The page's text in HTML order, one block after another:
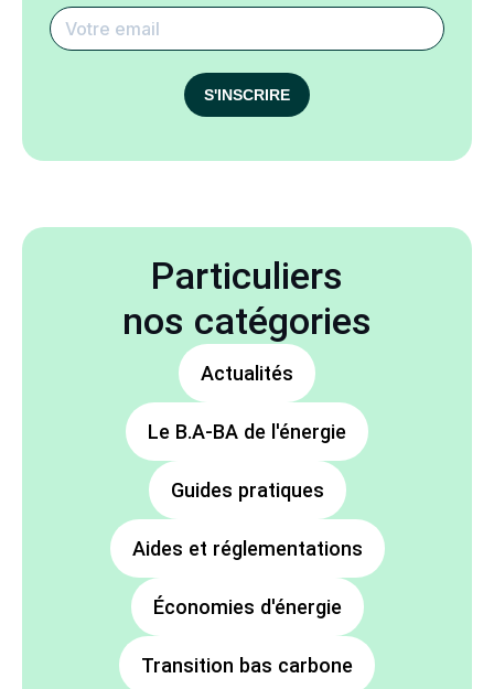
S'INSCRIRE
Particuliers
nos catégories
Actualités
Le B.A-BA de l'énergie
Guides pratiques
Aides et réglementations
Économies d'énergie
Transition bas carbone